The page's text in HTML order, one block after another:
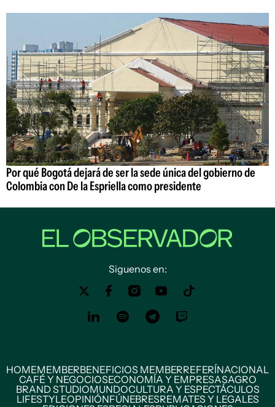
Por qué Bogotá dejará de ser la sede única del gobierno de
Colombia con De la Espriella como presidente
Siguenos en:
HOMEMEMBERBENEFICIOS MEMBERREFERÍNACIONAL
CAFÉ Y NEGOCIOSECONOMÍA Y EMPRESASAGRO
BRAND STUDIOMUNDOCULTURA Y ESPECTÁCULOS
LIFESTYLEOPINIÓNFÚNEBRESREMATES Y LEGALES